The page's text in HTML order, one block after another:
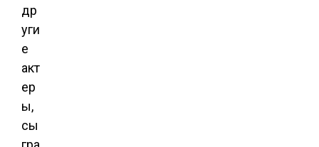
др
уги
е
акт
ер
ы,
сы